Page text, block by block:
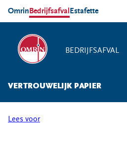
OmrinBedrijfsafvalEstafette
BEDRIJFSAFVAL
BEDRIJFSAFVAL
Agrarische sector
VERTROUWELIJK PAPIER
Lees voor